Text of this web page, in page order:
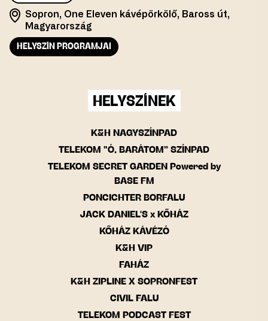
Sopron, One Eleven kávépörkölő, Baross út,
Magyarország
HELYSZÍN PROGRAMJAI
HELYSZÍNEK
K&H NAGYSZÍNPAD
TELEKOM "Ó, BARÁTOM” SZÍNPAD
TELEKOM SECRET GARDEN Powered by
BASE FM
PONCICHTER BORFALU
JACK DANIEL'S x KŐHÁZ
KŐHÁZ KÁVÉZÓ
K&H VIP
FAHÁZ
K&H ZIPLINE X SOPRONFEST
CIVIL FALU
TELEKOM PODCAST FEST